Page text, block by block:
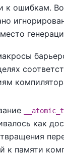
к ошибкам. Во
как
к памяти